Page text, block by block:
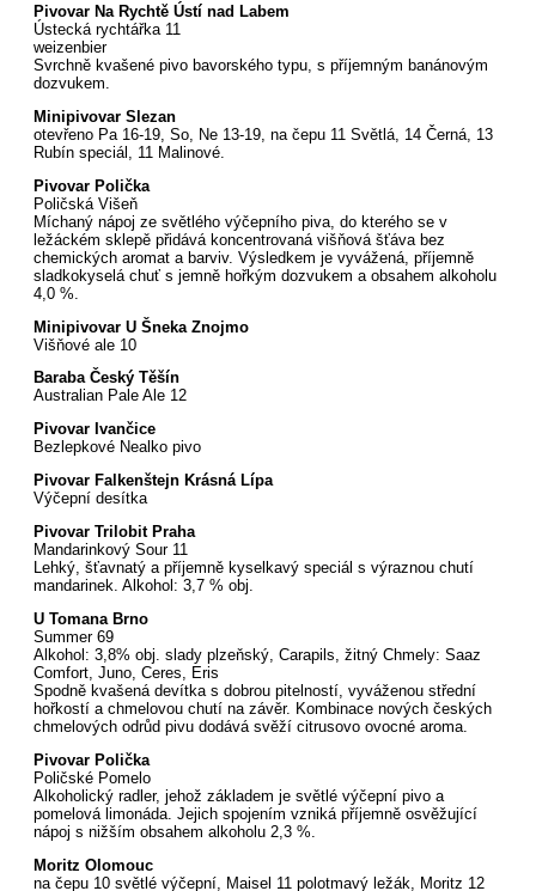
Pivovar Na Rychtě Ústí nad Labem
Ústecká rychtářka 11
weizenbier
Svrchně kvašené pivo bavorského typu, s příjemným banánovým
dozvukem.
Minipivovar Slezan
otevřeno Pa 16-19, So, Ne 13-19, na čepu 11 Světlá, 14 Černá, 13
Rubín speciál, 11 Malinové.
Pivovar Polička
Poličská Višeň
Míchaný nápoj ze světlého výčepního piva, do kterého se v
ležáckém sklepě přidává koncentrovaná višňová šťáva bez
chemických aromat a barviv. Výsledkem je vyvážená, příjemně
sladkokyselá chuť s jemně hořkým dozvukem a obsahem alkoholu
4,0 %.
Minipivovar U Šneka Znojmo
Višňové ale 10
Baraba Český Těšín
Australian Pale Ale 12
Pivovar Ivančice
Bezlepkové Nealko pivo
Pivovar Falkenštejn Krásná Lípa
Výčepní desítka
Pivovar Trilobit Praha
Mandarinkový Sour 11
Lehký, šťavnatý a příjemně kyselkavý speciál s výraznou chutí
mandarinek. Alkohol: 3,7 % obj.
U Tomana Brno
Summer 69
Alkohol: 3,8% obj. slady plzeňský, Carapils, žitný Chmely: Saaz
Comfort, Juno, Ceres, Eris
Spodně kvašená devítka s dobrou pitelností, vyváženou střední
hořkostí a chmelovou chutí na závěr. Kombinace nových českých
chmelových odrůd pivu dodává svěží citrusovo ovocné aroma.
Pivovar Polička
Poličské Pomelo
Alkoholický radler, jehož základem je světlé výčepní pivo a
pomelová limonáda. Jejich spojením vzniká příjemně osvěžující
nápoj s nižším obsahem alkoholu 2,3 %.
Moritz Olomouc
na čepu 10 světlé výčepní, Maisel 11 polotmavý ležák, Moritz 12